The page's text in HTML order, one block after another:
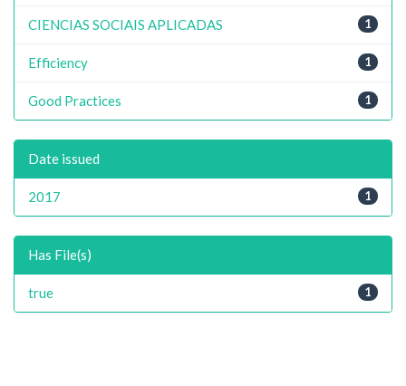
1
CIENCIAS SOCIAIS APLICADAS
1
Efficiency
1
Good Practices
Date issued
1
2017
Has File(s)
1
true